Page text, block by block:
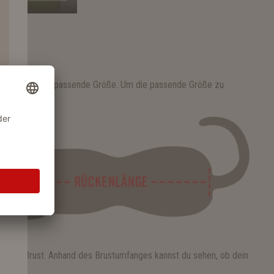
Sitz ist die passende Größe. Um die passende Größe zu
Brust. Anhand des Brustumfanges kannst du sehen, ob dein